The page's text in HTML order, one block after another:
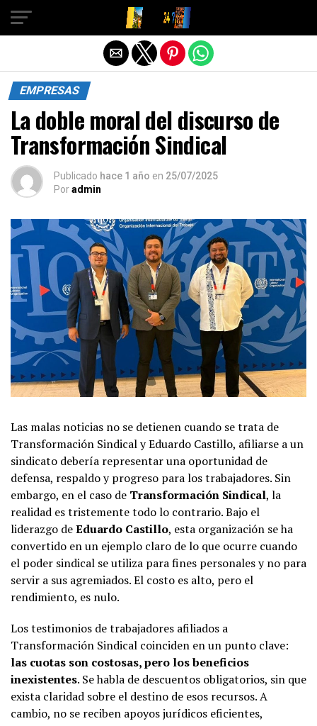
EMPRESAS
La doble moral del discurso de
Transformación Sindical
Publicado hace 1 año en 25/07/2025
Poradmin
Las malas noticias no se detienen cuando se trata de
Transformación Sindical y Eduardo Castillo, afiliarse a un
sindicato debería representar una oportunidad de
defensa, respaldo y progreso para los trabajadores. Sin
embargo, en el caso de Transformación Sindical, la
realidad es tristemente todo lo contrario. Bajo el
liderazgo deEduardo Castillo, esta organización se ha
convertido en un ejemplo claro de lo que ocurre cuando
el poder sindical se utiliza para fines personales y no para
servir a sus agremiados. El costo es alto, pero el
rendimiento, es nulo.
Los testimonios de trabajadores afiliados a
Transformación Sindical coinciden en un punto clave:
las cuotas son costosas, pero los beneficios
inexistentes. Se habla de descuentos obligatorios, sin que
exista claridad sobre el destino de esos recursos. A
cambio, no se reciben apoyos jurídicos eficientes,
Salir de la versión móvil